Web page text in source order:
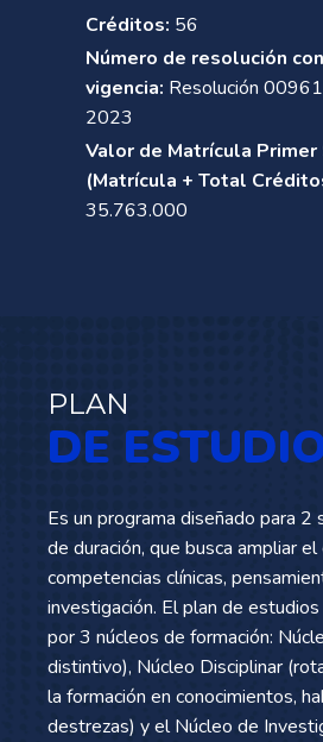
Créditos: 56
Número de resolución
vigencia: Resolución
2023
Valor de Matrícula
(Matrícula + Total
35.763.000
PLAN
DE
Es un programa diseñado para 2
de duración, que busca ampliar
competencias clínicas,
investigación. El plan de
por 3 núcleos de formación:
distintivo), Núcleo Disciplinar
la formación en conocimientos,
destrezas) y el Núcleo de